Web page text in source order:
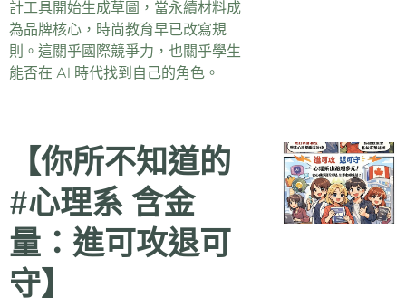
計工具開始生成草圖，當永續材料成
為品牌核心，時尚教育早已改寫規
則。這關乎國際競爭力，也關乎學生
能否在 AI 時代找到自己的角色。
【你所不知道的
#心理系 含金
量：進可攻退可
守】